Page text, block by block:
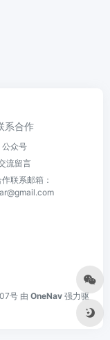
系合作
公众号
流留言
联系邮箱：
号 由 OneNav 强力驱